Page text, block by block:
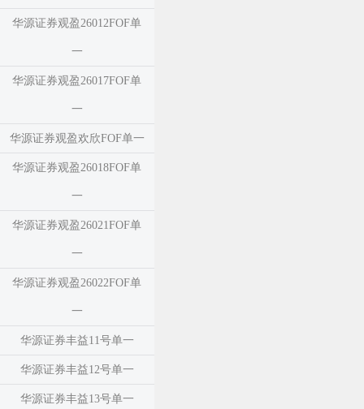
华源证券观盈26012FOF单
一
华源证券观盈26017FOF单
一
华源证券观盈欢欣FOF单一
华源证券观盈26018FOF单
一
华源证券观盈26021FOF单
一
华源证券观盈26022FOF单
一
华源证券丰益11号单一
华源证券丰益12号单一
华源证券丰益13号单一